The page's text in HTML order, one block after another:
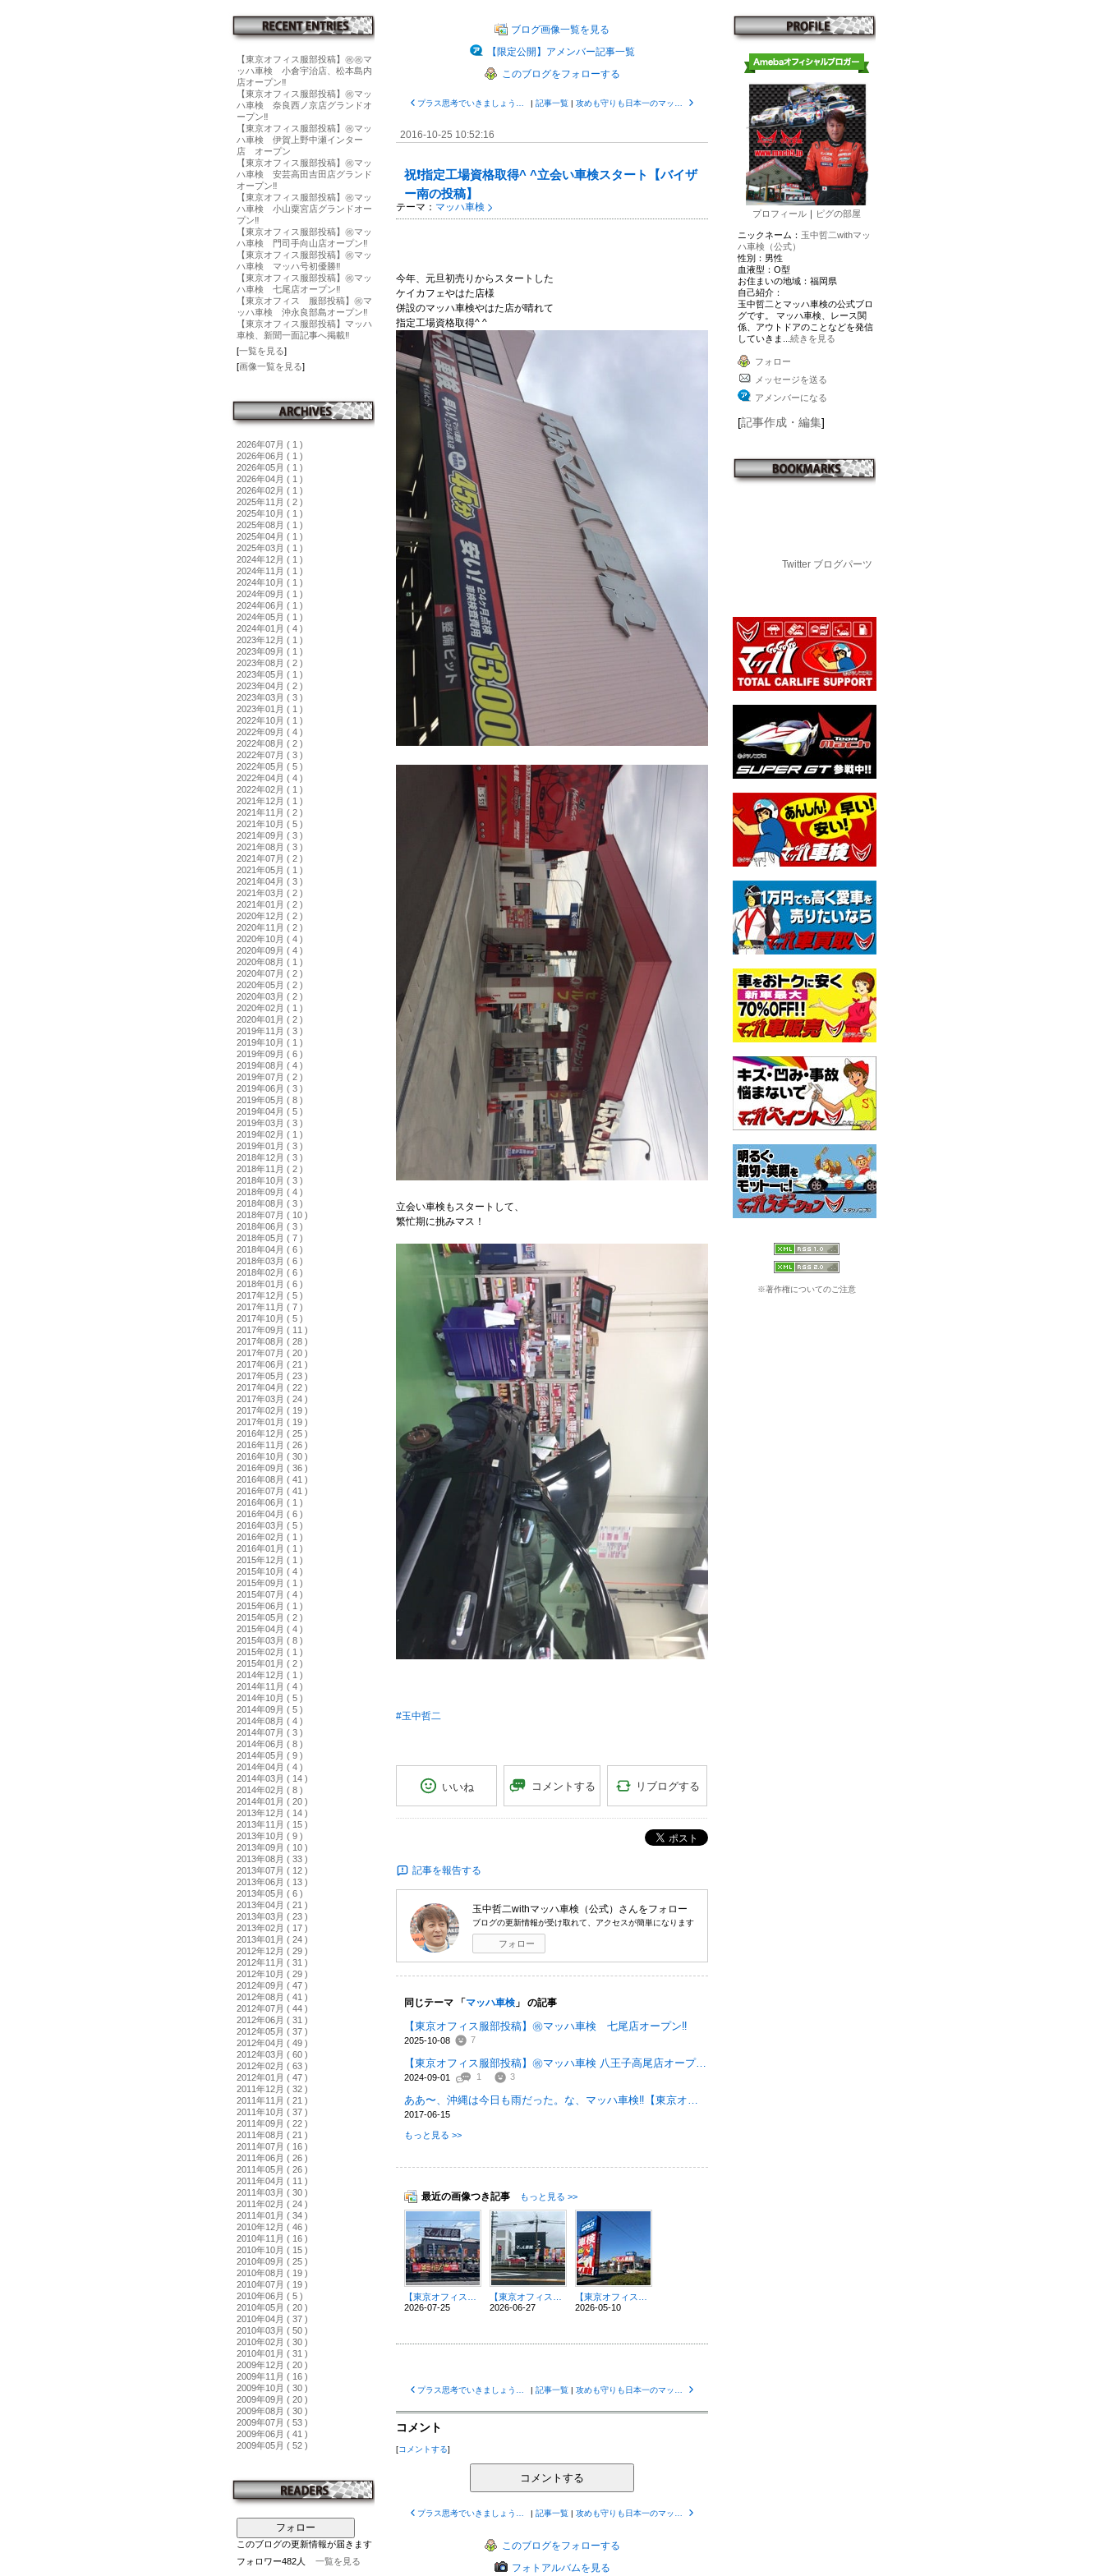
【東京オフィス服部投稿】㊗️㊗️マ
ッハ車検 小倉宇治店、松本島内
店オープン‼️
【東京オフィス服部投稿】㊗️マッ
ハ車検 奈良西ノ京店グランドオ
ープン‼️
【東京オフィス服部投稿】㊗️マッ
ハ車検 伊賀上野中瀬インター
店 オープン
【東京オフィス服部投稿】㊗️マッ
ハ車検 安芸高田吉田店グランド
オープン‼️
【東京オフィス服部投稿】㊗️マッ
ハ車検 小山粟宮店グランドオー
プン‼️
【東京オフィス服部投稿】㊗️マッ
ハ車検 門司手向山店オープン‼️
【東京オフィス服部投稿】㊗️マッ
ハ車検 マッハ号初優勝‼️
【東京オフィス服部投稿】㊗️マッ
ハ車検 七尾店オープン‼️
【東京オフィス 服部投稿】㊗️マ
ッハ車検 沖永良部島オープン‼️
【東京オフィス服部投稿】マッハ
車検、新聞一面記事へ掲載‼️
[一覧を見る]
[画像一覧を見る]
2026年07月 ( 1 )
2026年06月 ( 1 )
2026年05月 ( 1 )
2026年04月 ( 1 )
2026年02月 ( 1 )
2025年11月 ( 2 )
2025年10月 ( 1 )
2025年08月 ( 1 )
2025年04月 ( 1 )
2025年03月 ( 1 )
2024年12月 ( 1 )
2024年11月 ( 1 )
2024年10月 ( 1 )
2024年09月 ( 1 )
2024年06月 ( 1 )
2024年05月 ( 1 )
2024年01月 ( 4 )
2023年12月 ( 1 )
2023年09月 ( 1 )
2023年08月 ( 2 )
2023年05月 ( 1 )
2023年04月 ( 2 )
2023年03月 ( 3 )
2023年01月 ( 1 )
2022年10月 ( 1 )
2022年09月 ( 4 )
2022年08月 ( 2 )
2022年07月 ( 3 )
2022年05月 ( 5 )
2022年04月 ( 4 )
2022年02月 ( 1 )
2021年12月 ( 1 )
2021年11月 ( 2 )
2021年10月 ( 5 )
2021年09月 ( 3 )
2021年08月 ( 3 )
2021年07月 ( 2 )
2021年05月 ( 1 )
2021年04月 ( 3 )
2021年03月 ( 2 )
2021年01月 ( 2 )
2020年12月 ( 2 )
2020年11月 ( 2 )
2020年10月 ( 4 )
2020年09月 ( 4 )
2020年08月 ( 1 )
2020年07月 ( 2 )
2020年05月 ( 2 )
2020年03月 ( 2 )
2020年02月 ( 1 )
2020年01月 ( 2 )
2019年11月 ( 3 )
2019年10月 ( 1 )
2019年09月 ( 6 )
2019年08月 ( 4 )
2019年07月 ( 2 )
2019年06月 ( 3 )
2019年05月 ( 8 )
2019年04月 ( 5 )
2019年03月 ( 3 )
2019年02月 ( 1 )
2019年01月 ( 3 )
2018年12月 ( 3 )
2018年11月 ( 2 )
2018年10月 ( 3 )
2018年09月 ( 4 )
2018年08月 ( 3 )
2018年07月 ( 10 )
2018年06月 ( 3 )
2018年05月 ( 7 )
2018年04月 ( 6 )
2018年03月 ( 6 )
2018年02月 ( 6 )
2018年01月 ( 6 )
2017年12月 ( 5 )
2017年11月 ( 7 )
2017年10月 ( 5 )
2017年09月 ( 11 )
2017年08月 ( 28 )
2017年07月 ( 20 )
2017年06月 ( 21 )
2017年05月 ( 23 )
2017年04月 ( 22 )
2017年03月 ( 24 )
2017年02月 ( 19 )
2017年01月 ( 19 )
2016年12月 ( 25 )
2016年11月 ( 26 )
2016年10月 ( 30 )
2016年09月 ( 36 )
2016年08月 ( 41 )
2016年07月 ( 41 )
2016年06月 ( 1 )
2016年04月 ( 6 )
2016年03月 ( 5 )
2016年02月 ( 1 )
2016年01月 ( 1 )
2015年12月 ( 1 )
2015年10月 ( 4 )
2015年09月 ( 1 )
2015年07月 ( 4 )
2015年06月 ( 1 )
2015年05月 ( 2 )
2015年04月 ( 4 )
2015年03月 ( 8 )
2015年02月 ( 1 )
2015年01月 ( 2 )
2014年12月 ( 1 )
2014年11月 ( 4 )
2014年10月 ( 5 )
2014年09月 ( 5 )
2014年08月 ( 4 )
2014年07月 ( 3 )
2014年06月 ( 8 )
2014年05月 ( 9 )
2014年04月 ( 4 )
2014年03月 ( 14 )
2014年02月 ( 8 )
2014年01月 ( 20 )
2013年12月 ( 14 )
2013年11月 ( 15 )
2013年10月 ( 9 )
2013年09月 ( 10 )
2013年08月 ( 33 )
2013年07月 ( 12 )
2013年06月 ( 13 )
2013年05月 ( 6 )
2013年04月 ( 21 )
2013年03月 ( 23 )
2013年02月 ( 17 )
2013年01月 ( 24 )
2012年12月 ( 29 )
2012年11月 ( 31 )
2012年10月 ( 29 )
2012年09月 ( 47 )
2012年08月 ( 41 )
2012年07月 ( 44 )
2012年06月 ( 31 )
2012年05月 ( 37 )
2012年04月 ( 49 )
2012年03月 ( 60 )
2012年02月 ( 63 )
2012年01月 ( 47 )
2011年12月 ( 32 )
2011年11月 ( 21 )
2011年10月 ( 37 )
2011年09月 ( 22 )
2011年08月 ( 21 )
2011年07月 ( 16 )
2011年06月 ( 26 )
2011年05月 ( 26 )
2011年04月 ( 11 )
2011年03月 ( 30 )
2011年02月 ( 24 )
2011年01月 ( 34 )
2010年12月 ( 46 )
2010年11月 ( 16 )
2010年10月 ( 15 )
2010年09月 ( 25 )
2010年08月 ( 19 )
2010年07月 ( 19 )
2010年06月 ( 5 )
2010年05月 ( 20 )
2010年04月 ( 37 )
2010年03月 ( 50 )
2010年02月 ( 30 )
2010年01月 ( 31 )
2009年12月 ( 20 )
2009年11月 ( 16 )
2009年10月 ( 30 )
2009年09月 ( 20 )
2009年08月 ( 30 )
2009年07月 ( 53 )
2009年06月 ( 41 )
2009年05月 ( 52 )
フォロー
このブログの更新情報が届きます
フォロワー482人
一覧を見る
ブログ画像一覧を見る
【限定公開】アメンバー記事一覧
このブログをフォローする
| 記事一覧 |
2016-10-25 10:52:16
祝❗️指定工場資格取得^ ^立会い車検スタート【バイザ
ー南の投稿】
テーマ： マッハ車検
今年、元旦初売りからスタートした
ケイカフェやはた店様
併設のマッハ車検やはた店が晴れて
指定工場資格取得^ ^
立会い車検もスタートして、
繁忙期に挑みマス！
#玉中哲二
いいね コメントする リブログする
ポスト
記事を報告する
玉中哲二withマッハ車検（公式） さんをフォロー
ブログの更新情報が受け取れて、アクセスが簡単になります
フォロー
同じテーマ 「 マッハ車検 」 の記事
【東京オフィス服部投稿】㊗️マッハ車検 七尾店オープン‼️
2025-10-08 7
【東京オフィス服部投稿】㊗️マッハ車検 八王子高尾店オープンです‼️
2024-09-01 1 3
ああ〜、沖縄は今日も雨だった。な、マッハ車検‼️【東京オフィス服部投稿】
2017-06-15
もっと見る >>
最近の画像つき記事 もっと見る >>
2026-07-25
2026-06-27
2026-05-10
| 記事一覧 |
コメント
[コメントする]
コメントする
| 記事一覧 |
このブログをフォローする
フォトアルバムを見る
プロフィール ｜ ピグの部屋
ニックネーム： 玉中哲二withマッ
ハ車検（公式）
性別： 男性
血液型： O型
お住まいの地域： 福岡県
自己紹介：
玉中哲二とマッハ車検の公式ブロ
グです。 マッハ車検、レース関
係、アウトドアのことなどを発信
していきま... 続きを見る
フォロー
メッセージを送る
アメンバーになる
[記事作成・編集]
Twitter ブログパーツ
※著作権についてのご注意